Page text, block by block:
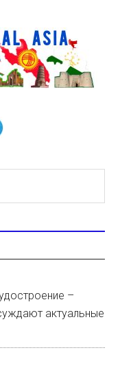
–
актуальные